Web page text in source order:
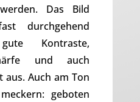
Das Bild
durchgehend
Kontraste,
und auch
aus. Auch am Ton
geboten